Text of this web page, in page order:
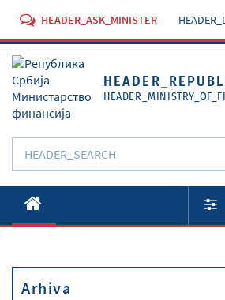
HEADER_ASK_MINISTER
O Ministarstvu
Aktivnosti
Propisi
Arhiva